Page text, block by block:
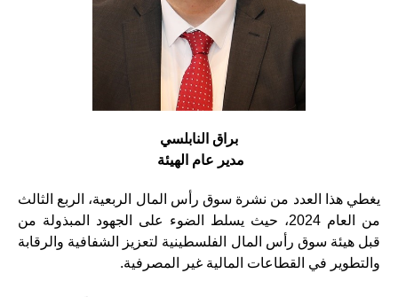
براق النابلسي
مدير عام الهيئة
يغطي هذا العدد من نشرة سوق رأس المال الربعية، الربع الثالث
من العام 2024، حيث يسلط الضوء على الجهود المبذولة من
قبل هيئة سوق رأس المال الفلسطينية لتعزيز الشفافية والرقابة
والتطوير في القطاعات المالية غير المصرفية.